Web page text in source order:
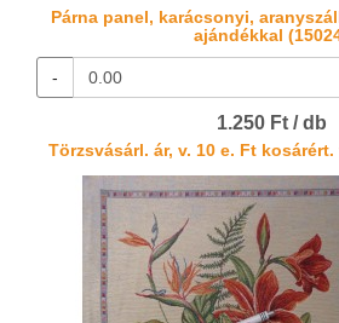
Párna panel, karácsonyi,
ajándékkal
-
1.250 Ft / db
Törzsvásárl. ár, v. 10 e. Ft